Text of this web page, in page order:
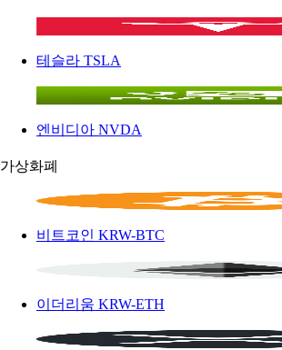
테슬라 TSLA
엔비디아 NVDA
가상화폐
비트코인 KRW-BTC
이더리움 KRW-ETH